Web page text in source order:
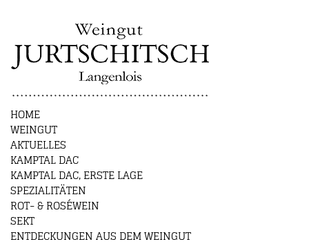
HOME
WEINGUT
AKTUELLES
KAMPTAL DAC
KAMPTAL DAC, ERSTE LAGE
SPEZIALITÄTEN
ROT- & ROSÉWEIN
SEKT
ENTDECKUNGEN AUS DEM WEINGUT